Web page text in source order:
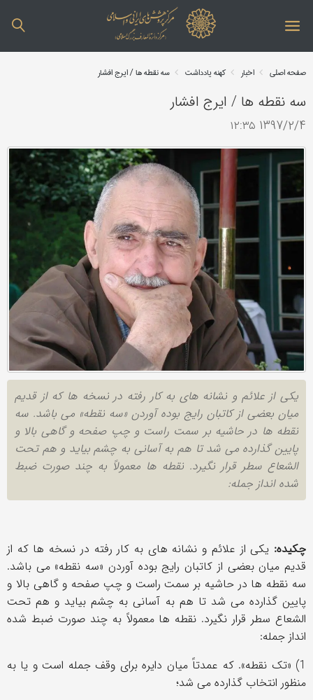
صفحه اصلی اخبار کهنه یادداشت سه نقطه ها / ایرج افشار
سه نقطه ها / ایرج افشار
1397/2/4 ۱۲:۳۵
یکی از علائم و نشانه های به کار رفته در نسخه ها که از قدیم
میان بعضی از کاتبان رایج بوده آوردن «سه نقطه» می باشد. سه
نقطه ها در حاشیه بر سمت راست و چپ صفحه و گاهی بالا و
پایین گذارده می شد تا هم به آسانی به چشم بیاید و هم تحت
الشعاع سطر قرار نگیرد. نقطه ها معمولاً به چند صورت ضبط
شده انداز جمله:
چکیده: یکی از علائم و نشانه های به کار رفته در نسخه ها که از
قدیم میان بعضی از کاتبان رایج بوده آوردن «سه نقطه» می باشد.
سه نقطه ها در حاشیه بر سمت راست و چپ صفحه و گاهی بالا و
پایین گذارده می شد تا هم به آسانی به چشم بیاید و هم تحت
الشعاع سطر قرار نگیرد. نقطه ها معمولاً به چند صورت ضبط شده
انداز جمله:
1) «تک نقطه». که عمدتاً میان دایره برای وقف جمله است و یا به
منظور انتخاب گذارده می شد؛